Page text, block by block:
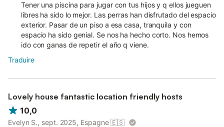
Tener una piscina para jugar con tus hijos y q ellos jueguen
libres ha sido lo mejor. Las perras han disfrutado del espacio
exterior. Pasar de un piso a esa casa, tranquila y con
espacio ha sido genial. Se nos ha hecho corto. Nos hemos
ido con ganas de repetir el año q viene.
Traduire
Lovely house fantastic location friendly hosts
10,0
Evelyn S., sept. 2025, Espagne 🇪🇸